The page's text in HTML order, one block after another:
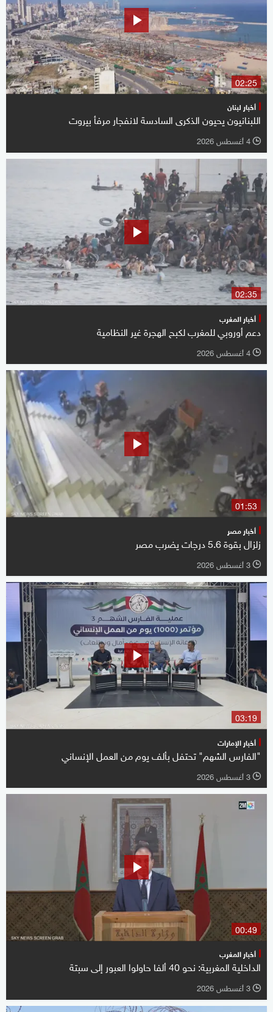
02:25
أخبار لبنان
اللبنانيون يحيون الذكرى السادسة لانفجار مرفأ بيروت
l 4 أغسطس 2026
02:35
أخبار المغرب
دعم أوروبي للمغرب لكبح الهجرة غير النظامية
l 4 أغسطس 2026
01:53
أخبار مصر
زلزال بقوة 5.6 درجات يضرب مصر
l 3 أغسطس 2026
03:19
أخبار الإمارات
"الفارس الشهم" تحتفل بألف يوم من العمل الإنساني
l 3 أغسطس 2026
00:49
أخبار المغرب
الداخلية المغربية: نحو 40 ألفا حاولوا العبور إلى سبتة
l 3 أغسطس 2026